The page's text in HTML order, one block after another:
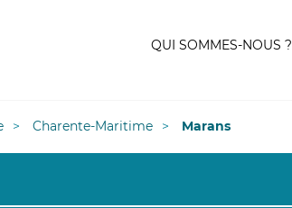
QUI SOMMES-NOUS ?
Charente-Maritime Marans